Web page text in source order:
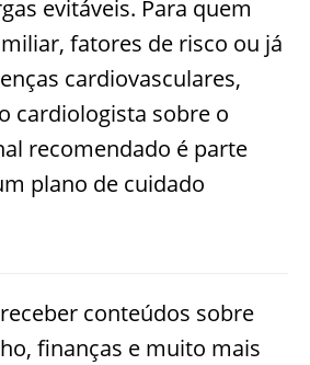
evitáveis. Para quem
fatores de risco ou já
cardiovasculares,
cardiologista sobre o
recomendado é parte
plano de cuidado
conteúdos sobre
finanças e muito mais